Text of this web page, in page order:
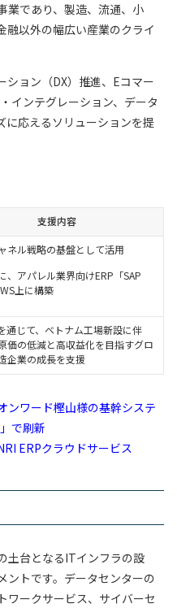
業であり、製造、流通、小
融以外の幅広い産業のクライ
ション（DX）推進、Eコマー
インテグレーション、データ
に応えるソリューションを提
支援内容
ネル戦略の基盤として活用
、アパレル業界向けERP「SAP
上に構築
通じて、ベトナム工場新設に伴
価の低減と高収益化を目指すグロ
企業の成長を支援
ンワード樫山様の基幹システ
で刷新
ERPクラウドサービス
土台となるITインフラの設
ントです。データセンターの
ワークサービス、サイバーセ